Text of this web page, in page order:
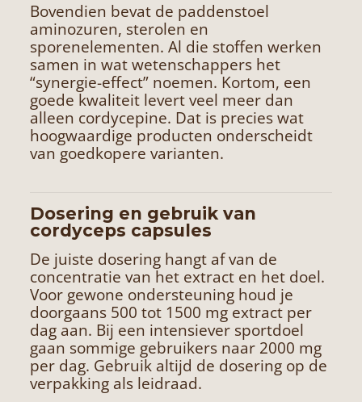
Bovendien bevat de paddenstoel
aminozuren, sterolen en
sporenelementen. Al die stoffen werken
samen in wat wetenschappers het
“synergie-effect” noemen. Kortom, een
goede kwaliteit levert veel meer dan
alleen cordycepine. Dat is precies wat
hoogwaardige producten onderscheidt
van goedkopere varianten.
Dosering en gebruik van
cordyceps capsules
De juiste dosering hangt af van de
concentratie van het extract en het doel.
Voor gewone ondersteuning houd je
doorgaans 500 tot 1500 mg extract per
dag aan. Bij een intensiever sportdoel
gaan sommige gebruikers naar 2000 mg
per dag. Gebruik altijd de dosering op de
verpakking als leidraad.